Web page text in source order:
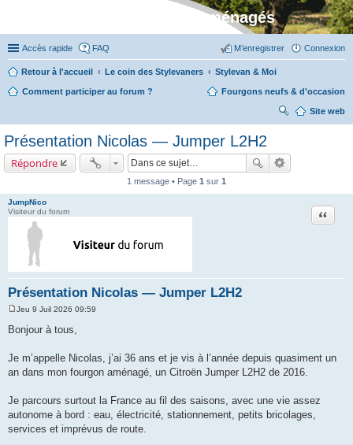
Stylevan - Vans aménagés
Accès rapide FAQ Connexion
M’enregistrer
Retour à l'accueil Le coin des Stylevaners Stylevan & Moi
Comment participer au forum ? Fourgons neufs & d'occasion
Site web
ch
Présentation Nicolas — Jumper L2H2
Répondre
1 message • Page 1 sur 1
JumpNico
Visiteur du forum
Présentation Nicolas — Jumper L2H2
Citation
s
g
e
Jeu 9 Juil 2026 09:59
Bonjour à tous,
Je m’appelle Nicolas, j’ai 36 ans et je vis à l’année depuis quasiment un
an dans mon fourgon aménagé, un Citroën Jumper L2H2 de 2016.
Je parcours surtout la France au fil des saisons, avec une vie assez
autonome à bord : eau, électricité, stationnement, petits bricolages,
services et imprévus de route.